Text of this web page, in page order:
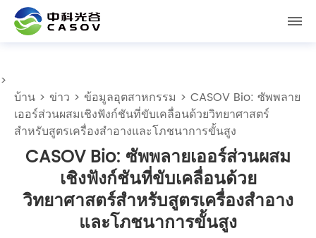
>
บ้าน > ข่าว > ข้อมูลอุตสาหกรรม > CASOV Bio: ซัพพลาย
เออร์ส่วนผสมเชิงฟังก์ชันที่ขับเคลื่อนด้วยวิทยาศาสตร์
สำหรับสูตรเครื่องสำอางและโภชนาการขั้นสูง
CASOV Bio: ซัพพลายเออร์ส่วนผสม
เชิงฟังก์ชันที่ขับเคลื่อนด้วย
วิทยาศาสตร์สำหรับสูตรเครื่องสำอาง
และโภชนาการขั้นสูง